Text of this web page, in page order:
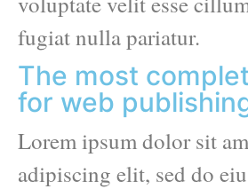
fugiat nulla pariatur.
The most
for web
Lorem ipsum dolor sit
adipiscing elit, sed do